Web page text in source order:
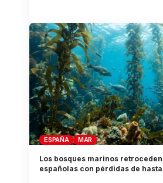
ESPAÑA MAR
Los bosques marinos
españolas con pérdidas de